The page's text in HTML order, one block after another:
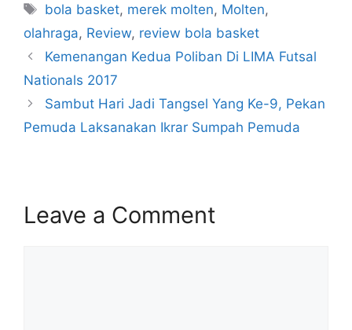
bola basket, merek molten, Molten,
olahraga, Review, review bola basket
Kemenangan Kedua Poliban Di LIMA Futsal
Nationals 2017
Sambut Hari Jadi Tangsel Yang Ke-9, Pekan
Pemuda Laksanakan Ikrar Sumpah Pemuda
Leave a Comment